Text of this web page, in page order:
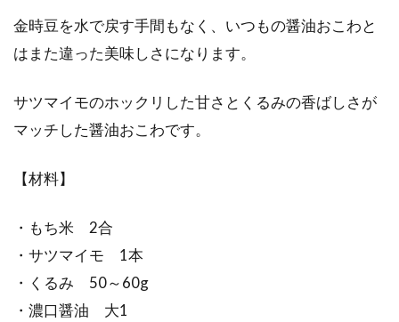
金時豆を水で戻す手間もなく、いつもの醤油おこわと
はまた違った美味しさになります。
サツマイモのホックリした甘さとくるみの香ばしさが
マッチした醤油おこわです。
【材料】
・もち米 2合
・サツマイモ 1本
・くるみ 50～60g
・濃口醤油 大1